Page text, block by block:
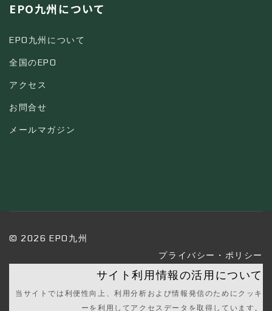
EPO九州について
EPO九州について
全国のEPO
アクセス
お問合せ
メールマガジン
© 2026 EPO九州
プライバシー・ポリシー
サイト利用情報の活用について
当サイトでは利便性向上、利用分析および情報発信のためにクッキ
ーを利用してアクセスデータを取得しています。